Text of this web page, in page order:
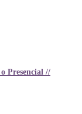
Presencial //